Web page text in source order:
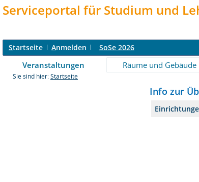
Serviceportal für Studium und
Startseite Anmelden SoSe 2026
Veranstaltungen Räume und Gebäude
Sie sind hier: Startseite
Info zur